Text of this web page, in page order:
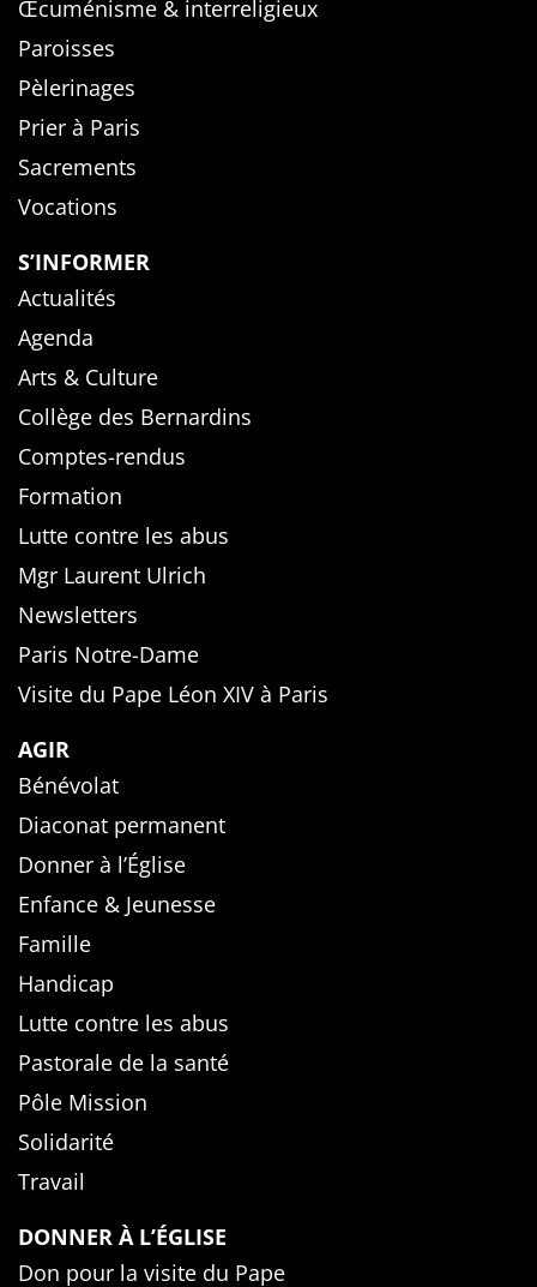
Œcuménisme & interreligieux
Paroisses
Pèlerinages
Prier à Paris
Sacrements
Vocations
S’INFORMER
Actualités
Agenda
Arts & Culture
Collège des Bernardins
Comptes-rendus
Formation
Lutte contre les abus
Mgr Laurent Ulrich
Newsletters
Paris Notre-Dame
Visite du Pape Léon XIV à Paris
AGIR
Bénévolat
Diaconat permanent
Donner à l’Église
Enfance & Jeunesse
Famille
Handicap
Lutte contre les abus
Pastorale de la santé
Pôle Mission
Solidarité
Travail
DONNER À L’ÉGLISE
Don pour la visite du Pape